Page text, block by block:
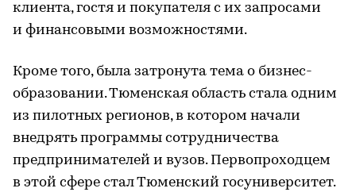
клиента, гостя и покупателя с их запросами
и финансовыми возможностями.
Кроме того, была затронута тема о бизнес-
образовании. Тюменская область стала одним
из пилотных регионов, в котором начали
внедрять программы сотрудничества
предпринимателей и вузов. Первопроходцем
в этой сфере стал Тюменский госуниверситет.